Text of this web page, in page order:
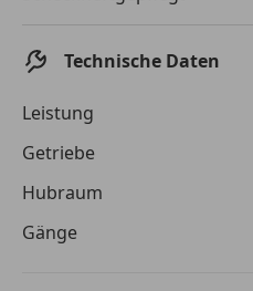
Jetzt
Technische Daten
Leistung
Getriebe
Hubraum
Gänge